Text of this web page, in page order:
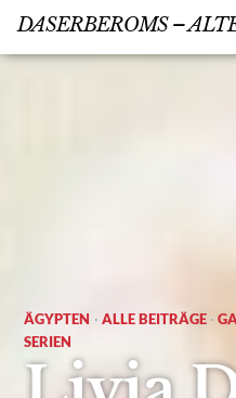
DASERBEROMS –
ÄGYPTEN · ALLE BEITRÄGE ·
SERIEN